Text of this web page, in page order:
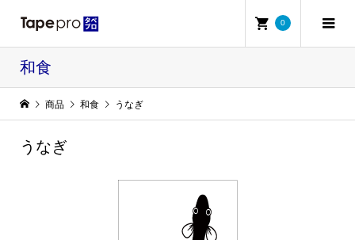
0
和食
商品 和食 うなぎ
うなぎ